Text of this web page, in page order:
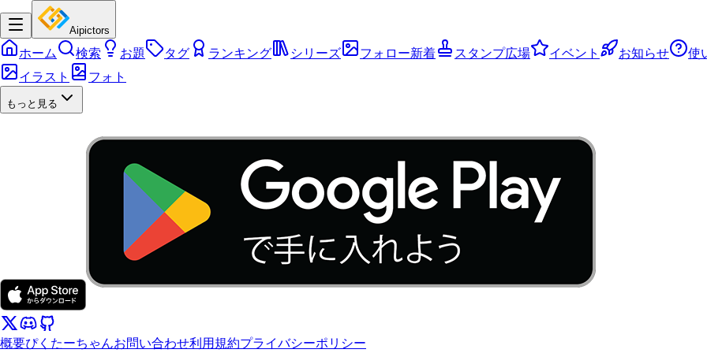
Aipictors
ホーム 検索 お題 タグ ランキング シリーズ フォロー新着 スタンプ広場 イベント お知らせ
使
イラスト
フォト
もっと見る
概要ぴくたーちゃんお問い合わせ利用規約プライバシーポリシー